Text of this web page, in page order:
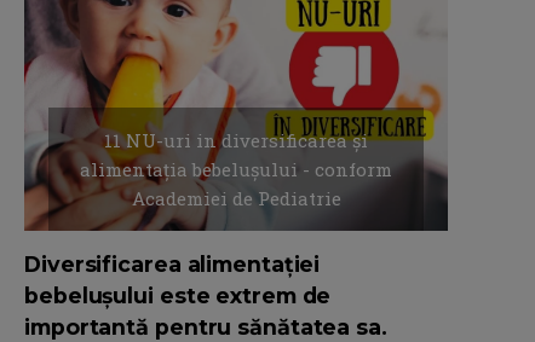
11 NU-uri in diversificarea și
alimentația bebelușului - conform
Academiei de Pediatrie
Diversificarea alimentației
bebelușului este extrem de
importantă pentru sănătatea sa.